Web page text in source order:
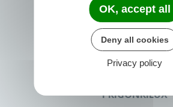
PRIGONRIEUX
OK, accept all
Deny all cookies
Privacy policy